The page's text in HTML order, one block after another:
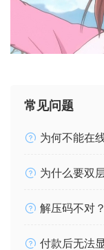
常见问题
为何不能在
为什么要双
解压码不对
付款后无法